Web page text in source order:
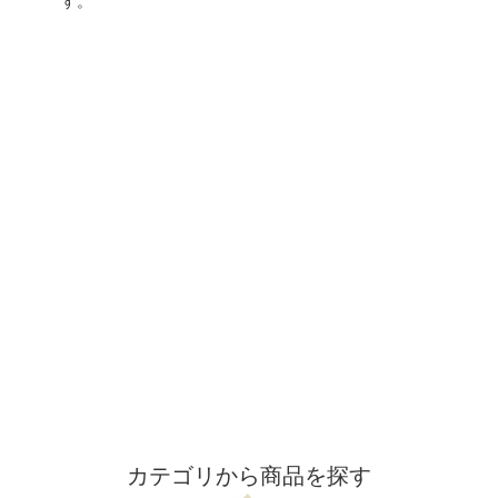
カテゴリから商品を探す